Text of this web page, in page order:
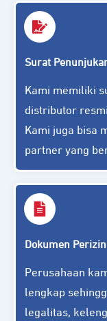
Surat
Kami memiliki
distributor
Kami juga bisa
partner yang
Dokumen
Perusahaan
lengkap
legalitas,